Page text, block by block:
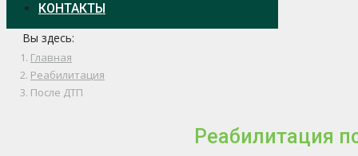
КОНТАКТЫ
Вы здесь:
Главная
Реабилитация
После ДТП
Реабилитация